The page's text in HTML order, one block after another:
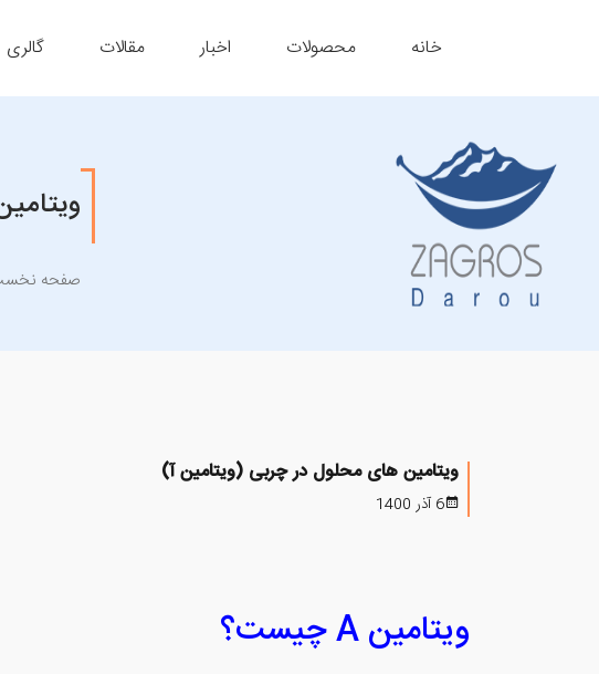
خانه محصولات اخبار مقالات گالری
صفحه
ویتامین های محلول در چربی (ویتامین آ)
6 آذر 1400
ویتامین A چیست؟